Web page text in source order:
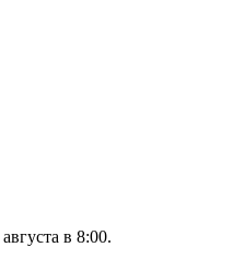
августа в 8:00.